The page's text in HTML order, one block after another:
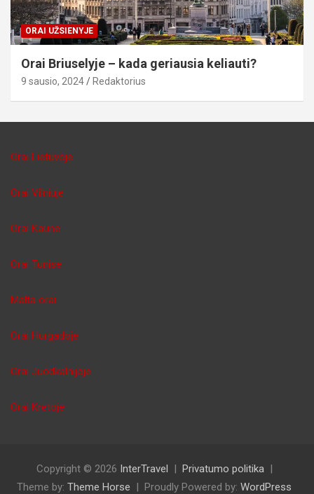
ORAI UŽSIENYJE
Orai Briuselyje – kada geriausia keliauti?
9 sausio, 2024 Redaktorius
Orai Lietuvoje
Orai Vilniuje
Orai Kaune
Orai Tunise
Malta orai
Orai Hurgadoje
Orai Juodkalnijoje
Orai Kretoje
Copyright © 2026 InterTravel
Privatumo politika
Theme by: Theme Horse Proudly Powered by: WordPress